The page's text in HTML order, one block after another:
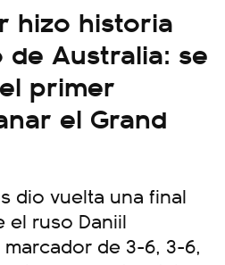
hizo historia
Australia: se
primer
el Grand
dio vuelta una final
el ruso Daniil
de 3-6, 3-6,